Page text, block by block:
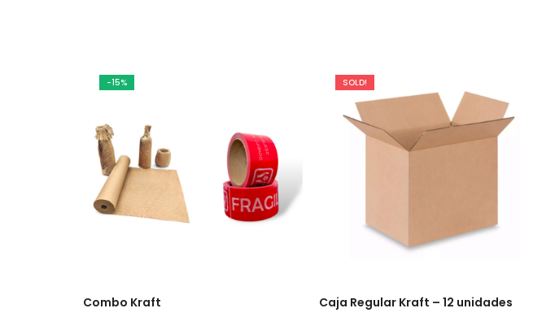
-15%
Combo Kraft
SOLD!
Caja Regular Kraft – 12 unidades